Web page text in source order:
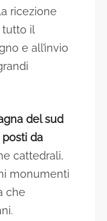
ricezione
tutto il
e all’invio
del sud
posti da
cattedrali,
monumenti
che